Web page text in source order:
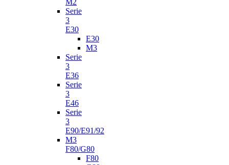
M2
Serie
3
E30
E30
M3
Serie
3
E36
Serie
3
E46
Serie
3
E90/E91/92
M3
F80/G80
F80